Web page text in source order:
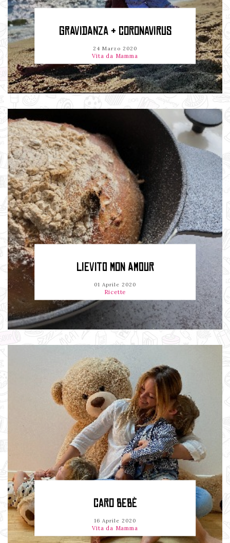
GRAVIDANZA & CORONAVIRUS
24 Marzo 2020
Vita da Mamma
LIEVITO MON AMOUR
01 Aprile 2020
Ricette
CARO BEBÈ
16 Aprile 2020
Vita da Mamma